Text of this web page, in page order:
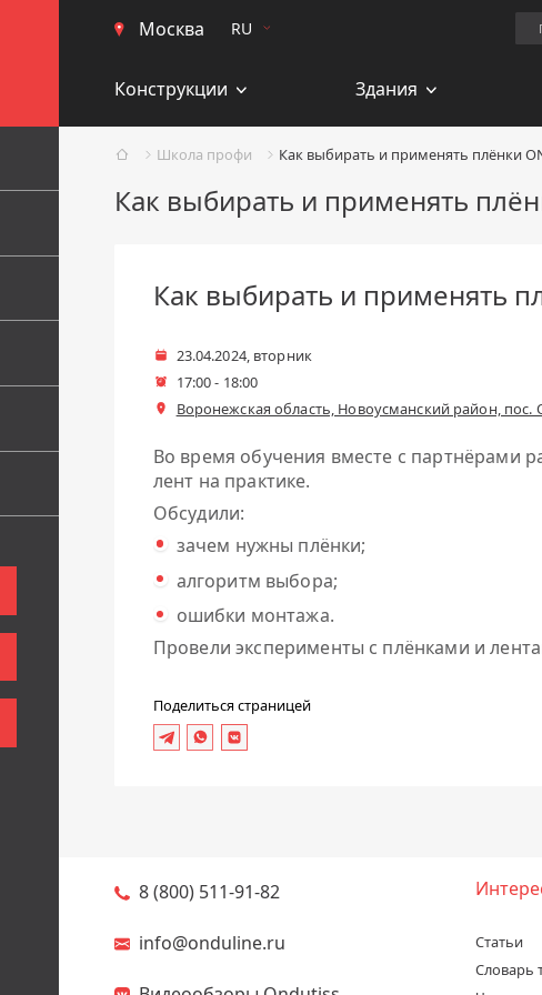
Москва RU
Конструкции Здания
Школа профи Как выбирать и применять плёнки
Как выбирать и применять
Как выбирать и применять
Дата23.04.2024, вторник
Время начала
17:00 - 18:00
МестоВоронежская область, Новоусманский район, пос.
Во время обучения вместе с партнёрами
лент на практике.
Обсудили:
зачем нужны плёнки;
алгоритм выбора;
ошибки монтажа.
Провели эксперименты с плёнками и
Поделиться страницей
8 (800) 511-91-82
info@onduline.ru
Статьи
Словарь